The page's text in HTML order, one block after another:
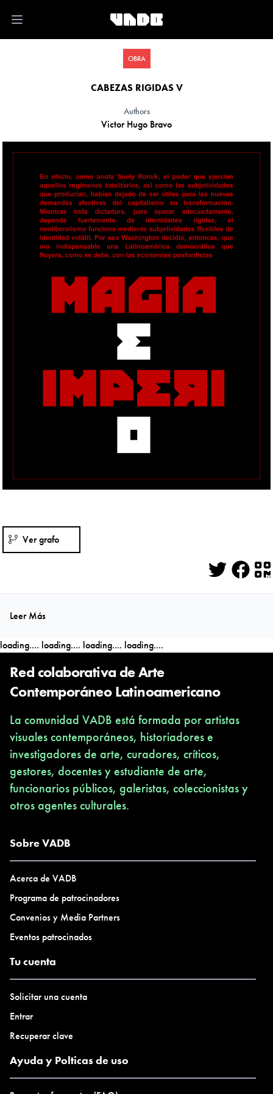
Open main menu
OBRA
CABEZAS RIGIDAS V
Authors
Victor Hugo Bravo
Ver grafo
Twitter
Leer Más
loading.... loading.... loading.... loading....
Red colaborativa de Arte
Contemporáneo Latinoamericano
La comunidad VADB está formada por artistas
visuales contemporáneos, historiadores e
investigadores de arte, curadores, críticos,
gestores, docentes y estudiante de arte,
funcionarios públicos, galeristas, coleccionistas y
otros agentes culturales.
Sobre VADB
Acerca de VADB
Programa de patrocinadores
Convenios y Media Partners
Eventos patrocinados
Tu cuenta
Solicitar una cuenta
Entrar
Recuperar clave
Ayuda y Polticas de uso